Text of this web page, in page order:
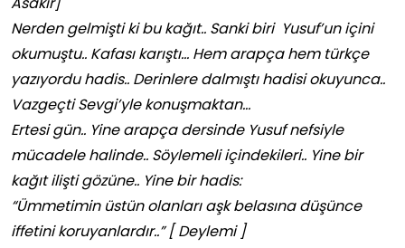
Nerden gelmişti ki bu kağıt.. Sanki biri Yusuf’un içini
okumuştu.. Kafası karıştı… Hem arapça hem türkçe
yazıyordu hadis.. Derinlere dalmıştı hadisi okuyunca..
Vazgeçti Sevgi’yle konuşmaktan…
Ertesi gün.. Yine arapça dersinde Yusuf nefsiyle
mücadele halinde.. Söylemeli içindekileri.. Yine bir
kağıt ilişti gözüne.. Yine bir hadis:
“Ümmetimin üstün olanları aşk belasına düşünce
iffetini koruyanlardır..” [ Deylemi ]